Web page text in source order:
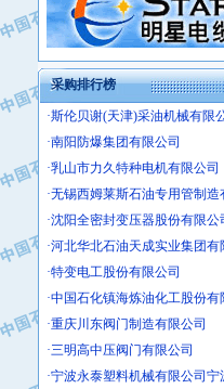
采购排行榜
·中国石油宁夏石化分公司
·山东墨龙石油机械股份有限公
·大庆油田物资集团
·斯伦贝谢(天津)采油机械有限
·南阳防爆集团有限公司